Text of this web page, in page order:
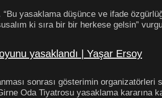
yasaklama düşünce ve ifade
ki sıra bir bir herkese gelsin”
yasaklandı | Yaşar Ersoy
sonrası gösterimin organizatörleri
Oda Tiyatrosu yasaklama kararına